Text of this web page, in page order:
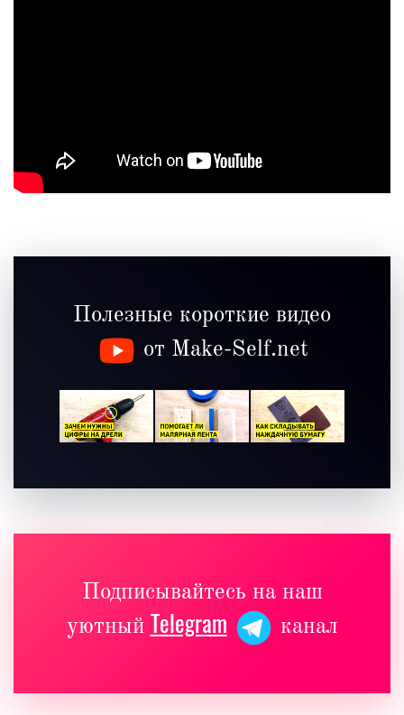
Полезные короткие видео
от Make-Self.net
Подписывайтесь на наш
уютный Telegram канал